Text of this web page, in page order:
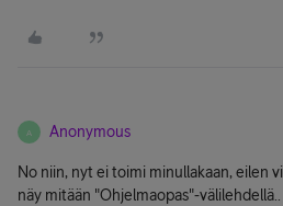
A Anonymous
No niin, nyt ei toimi minullakaan, eilen
näy mitään "Ohjelmaopas"-